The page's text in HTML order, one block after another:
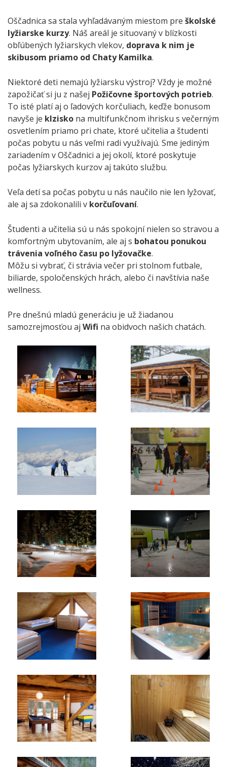
Oščadnica sa stala vyhľadávaným miestom pre školské
lyžiarske kurzy. Náš areál je situovaný v blízkosti
obľúbených lyžiarskych vlekov, doprava k nim je
skibusom priamo od Chaty Kamilka.
Niektoré deti nemajú lyžiarsku výstroj? Vždy je možné
zapožičať si ju z našej Požičovne športových potrieb.
To isté platí aj o ľadových korčuliach, keďže bonusom
navyše je klzisko na multifunkčnom ihrisku s večerným
osvetlením priamo pri chate, ktoré učitelia a študenti
počas pobytu u nás veľmi radi využívajú. Sme jediným
zariadením v Oščadnici a jej okolí, ktoré poskytuje
počas lyžiarskych kurzov aj takúto službu.
Veľa detí sa počas pobytu u nás naučilo nie len lyžovať,
ale aj sa zdokonalili v korčuľovaní.
Študenti a učitelia sú u nás spokojní nielen so stravou a
komfortným ubytovaním, ale aj s bohatou ponukou
trávenia voľného času po lyžovačke.
Môžu si vybrať, či strávia večer pri stolnom futbale,
biliarde, spoločenských hrách, alebo či navštívia naše
wellness.
Pre dnešnú mladú generáciu je už žiadanou
samozrejmosťou aj Wifi na obidvoch našich chatách.